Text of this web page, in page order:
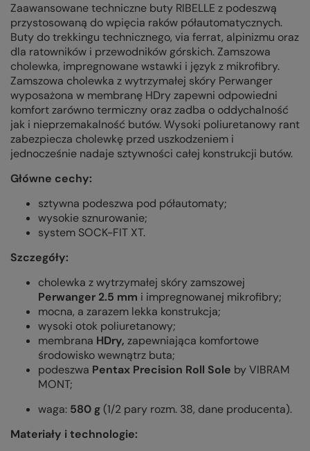
Zaawansowane techniczne buty RIBELLE z podeszwą
przystosowaną do wpięcia raków półautomatycznych.
Buty do trekkingu technicznego, via ferrat, alpinizmu oraz
dla ratowników i przewodników górskich. Zamszowa
cholewka, impregnowane wstawki i język z mikrofibry.
Zamszowa cholewka z wytrzymałej skóry Perwanger
wyposażona w membranę HDry zapewni odpowiedni
komfort zarówno termiczny oraz zadba o oddychalność
jak i nieprzemakalność butów. Wysoki poliuretanowy rant
zabezpiecza cholewkę przed uszkodzeniem i
jednocześnie nadaje sztywności całej konstrukcji butów.
Główne cechy:
sztywna podeszwa pod półautomaty;
wysokie sznurowanie;
system SOCK-FIT XT.
Szczegóły:
cholewka z wytrzymałej skóry zamszowej
Perwanger 2.5 mm i impregnowanej mikrofibry;
mocna, a zarazem lekka konstrukcja;
wysoki otok poliuretanowy;
membrana HDry, zapewniająca komfortowe
środowisko wewnątrz buta;
podeszwa Pentax Precision Roll Sole by VIBRAM
MONT;
waga: 580g(1/2 pary rozm. 38, dane producenta).
Materiały i technologie: